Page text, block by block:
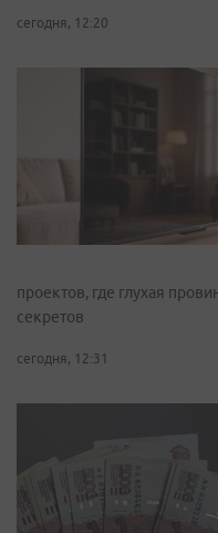
сегодня, 12:20
проектов, где глухая
секретов
сегодня, 12:31